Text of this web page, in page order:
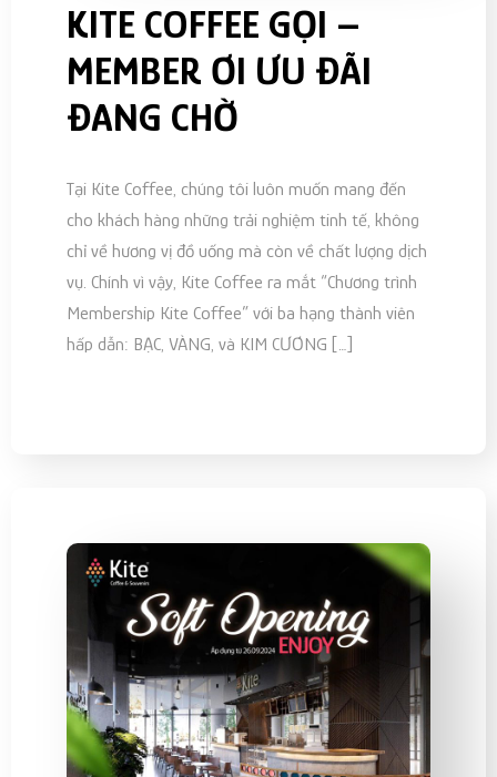
KITE COFFEE GỌI –
MEMBER ƠI ƯU ĐÃI
ĐANG CHỜ
Tại Kite Coffee, chúng tôi luôn muốn mang đến
cho khách hàng những trải nghiệm tinh tế, không
chỉ về hương vị đồ uống mà còn về chất lượng dịch
vụ. Chính vì vậy, Kite Coffee ra mắt “Chương trình
Membership Kite Coffee” với ba hạng thành viên
hấp dẫn: BẠC, VÀNG, và KIM CƯƠNG […]